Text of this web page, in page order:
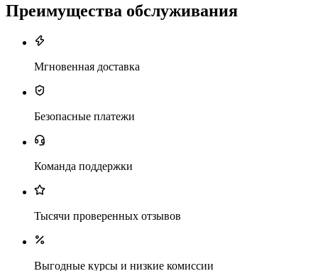
Преимущества обслуживания
Мгновенная доставка
Безопасные платежи
Команда поддержки
Тысячи проверенных отзывов
Выгодные курсы и низкие комиссии